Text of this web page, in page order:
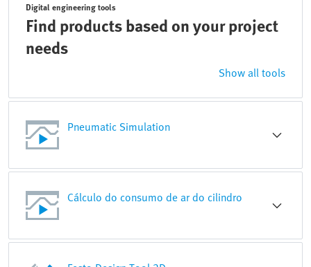
Digital engineering tools
Find products based on your project
needs
Show all tools
Pneumatic Simulation
Cálculo do consumo de ar do cilindro